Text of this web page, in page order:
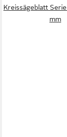
Kreissägeblatt
mm